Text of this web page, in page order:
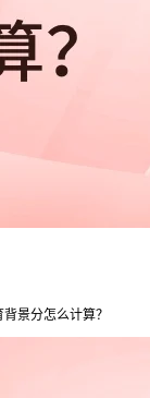
景分怎么计算？